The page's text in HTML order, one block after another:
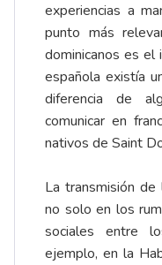
experiencias a
punto más
dominicanos es el
española existía
diferencia de
comunicar en
nativos de Saint
La transmisión
no solo en los
sociales entre
ejemplo, en la